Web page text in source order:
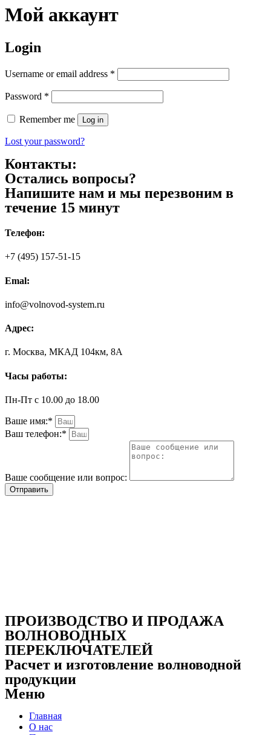
Мой аккаунт
Login
Username or email address *
Password *
Remember me Log in
Lost your password?
Контакты:
Остались вопросы?
Напишите нам и мы перезвоним в
течение 15 минут
Телефон:
+7 (495) 157-51-15
Emal:
info@volnovod-system.ru
Адрес:
г. Москва, МКАД 104км, 8А
Часы работы:
Пн-Пт с 10.00 до 18.00
Ваше имя:*
Ваш телефон:*
Ваше сообщение или вопрос:
Отправить
ПРОИЗВОДСТВО И ПРОДАЖА
ВОЛНОВОДНЫХ
ПЕРЕКЛЮЧАТЕЛЕЙ
Расчет и изготовление волноводной
продукции
Меню
Главная
О нас